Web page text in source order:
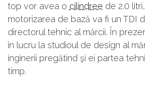
top vor avea o cilindree de 2.0
motorizarea de bază va fi un TDI
directorul tehnic al mărcii. În
în lucru la studioul de design al
inginerii pregătind şi ei partea
timp.